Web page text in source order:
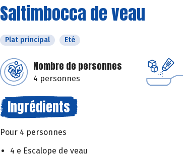
Saltimbocca de veau
Plat principal Eté
Nombre de personnes
4 personnes
Ingrédients
Pour 4 personnes
4 e Escalope de veau